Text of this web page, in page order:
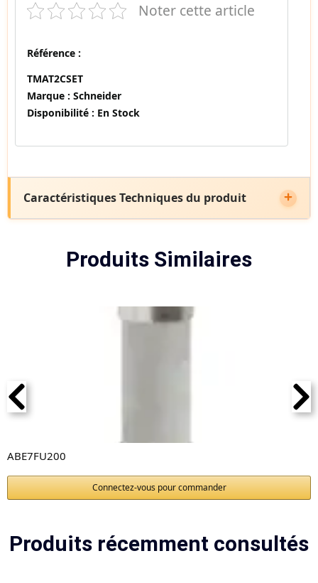
Noter cette article
Référence :
TMAT2CSET
Marque : Schneider
Disponibilité : En Stock
Caractéristiques Techniques du produit
Produits Similaires
ABE7FU200
Connectez-vous pour commander
Produits récemment consultés